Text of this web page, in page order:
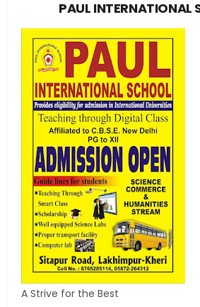
PAUL INTERNATIONAL
A Strive for the Best